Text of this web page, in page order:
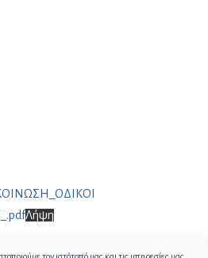
τον ιστότοπό μας και τις υπηρεσίες μας.
Λήψη